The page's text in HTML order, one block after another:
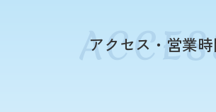
アクセス・営業